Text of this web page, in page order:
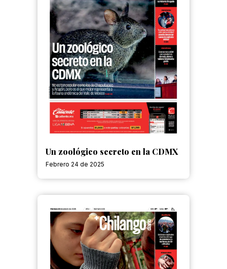
Un zoológico secreto en la CDMX
Febrero 24 de 2025